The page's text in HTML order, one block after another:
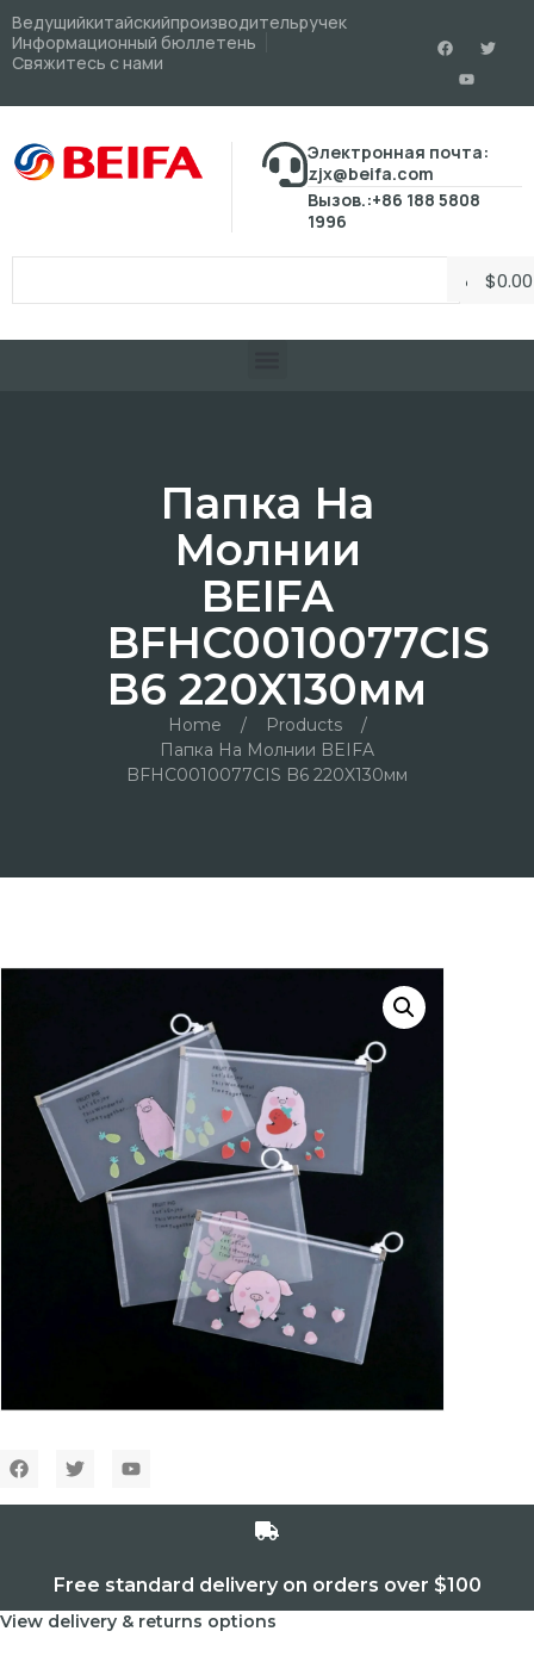
Ведущийкитайскийпроизводительручек
Информационный бюллетень
Свяжитесь с нами
Электронная почта:
zjx@beifa.com
Вызов.:+86 188 5808
1996
$0.00
Папка На
Молнии
BEIFA
BFHC0010077CIS
B6 220X130мм
Home / Products
/
Папка На Молнии BEIFA
BFHC0010077CIS B6 220X130мм
Free standard delivery on orders over $100
View delivery & returns options